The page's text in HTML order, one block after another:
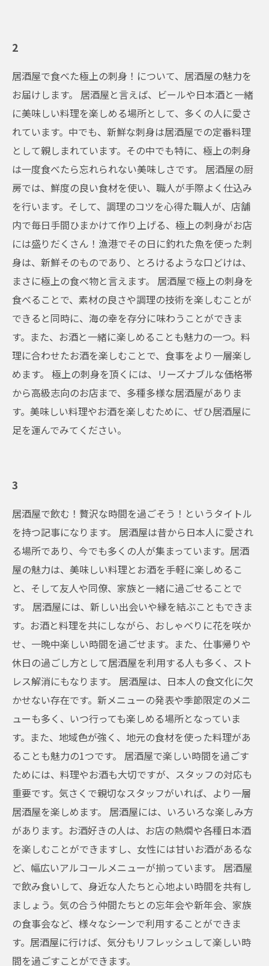
2
居酒屋で食べた極上の刺身！について、居酒屋の魅力を
お届けします。 居酒屋と言えば、ビールや日本酒と一緒
に美味しい料理を楽しめる場所として、多くの人に愛さ
れています。中でも、新鮮な刺身は居酒屋での定番料理
として親しまれています。その中でも特に、極上の刺身
は一度食べたら忘れられない美味しさです。 居酒屋の厨
房では、鮮度の良い食材を使い、職人が手際よく仕込み
を行います。そして、調理のコツを心得た職人が、店舗
内で毎日手間ひまかけて作り上げる、極上の刺身がお店
には盛りだくさん！漁港でその日に釣れた魚を使った刺
身は、新鮮そのものであり、とろけるような口どけは、
まさに極上の食べ物と言えます。 居酒屋で極上の刺身を
食べることで、素材の良さや調理の技術を楽しむことが
できると同時に、海の幸を存分に味わうことができま
す。また、お酒と一緒に楽しめることも魅力の一つ。料
理に合わせたお酒を楽しむことで、食事をより一層楽し
めます。 極上の刺身を頂くには、リーズナブルな価格帯
から高級志向のお店まで、多種多様な居酒屋がありま
す。美味しい料理やお酒を楽しむために、ぜひ居酒屋に
足を運んでみてください。
3
居酒屋で飲む！贅沢な時間を過ごそう！というタイトル
を持つ記事になります。 居酒屋は昔から日本人に愛され
る場所であり、今でも多くの人が集まっています。居酒
屋の魅力は、美味しい料理とお酒を手軽に楽しめるこ
と、そして友人や同僚、家族と一緒に過ごせることで
す。 居酒屋には、新しい出会いや縁を結ぶこともできま
す。お酒と料理を共にしながら、おしゃべりに花を咲か
せ、一晩中楽しい時間を過ごせます。また、仕事帰りや
休日の過ごし方として居酒屋を利用する人も多く、スト
レス解消にもなります。 居酒屋は、日本人の食文化に欠
かせない存在です。新メニューの発表や季節限定のメニ
ューも多く、いつ行っても楽しめる場所となっていま
す。また、地域色が強く、地元の食材を使った料理があ
ることも魅力の1つです。 居酒屋で楽しい時間を過ごす
ためには、料理やお酒も大切ですが、スタッフの対応も
重要です。気さくで親切なスタッフがいれば、より一層
居酒屋を楽しめます。 居酒屋には、いろいろな楽しみ方
があります。お酒好きの人は、お店の熱燗や各種日本酒
を楽しむことができますし、女性には甘いお酒があるな
ど、幅広いアルコールメニューが揃っています。 居酒屋
で飲み食いして、身近な人たちと心地よい時間を共有し
ましょう。気の合う仲間たちとの忘年会や新年会、家族
の食事会など、様々なシーンで利用することができま
す。居酒屋に行けば、気分もリフレッシュして楽しい時
間を過ごすことができます。